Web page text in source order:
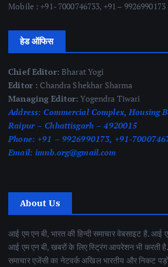
Mobile : +91- 7000746733, +91 – 9926990173
हेड ऑफिस
Chief Editor: Bharat Yogi
Editor : Chandra Shekhar Sharma
Managing Editor: Yogendra Tiwari
Address: Commercial Complex, Housing
Raipur – Chhattisgarh – 4920015
Phone: +91 – 9926990173, +91-
Email: imnb.org@gmail.com
About Us
आई एम एन बी, भारत की हिन्दी समाचार वेबसाइट है. आई
आई एम एन बी, खबरों के लिए स्ट्रिंग आपरेशन भी करती है.
समाचार एजेंसी का नेटवर्क अखिल भारतीय और निकट